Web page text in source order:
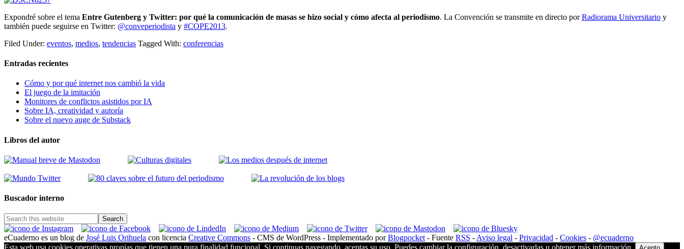
Expondré sobre el tema Entre Gutenberg y Twitter: por qué la comunicación de masas se hizo social y cómo afecta al periodismo. La Convención se transmite en directo porRadiorama Universitario y
también puede seguirse en Twitter: @conveperiodista y #COPE2013.
Filed Under: eventos, medios, tendencias Tagged With: conferencias
Entradas recientes
Cómo y por qué internet nos cambió la vida
El juego de la imitación
Monitores de conflictos asistidos por IA
Sobre IA, creatividad y autoría
Sobre el nuevo auge de Substack
Libros del autor
Buscador interno
eCuaderno es un blog de José Luis Orihuela con licencia Creative Commons - CMS de WordPress - Implementado porBlogpocket- Fuente RSS -Aviso legal - Privacidad - Cookies - @ecuaderno